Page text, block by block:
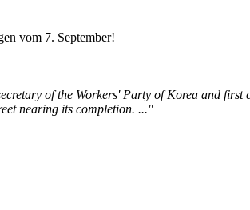
vom 7. September!
of the Workers' Party of Korea and
nearing its completion. ..."